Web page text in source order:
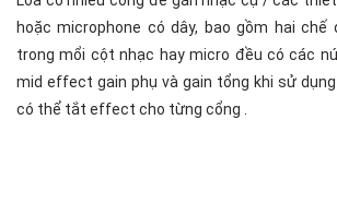
hoặc microphone có dây, bao gồm hai chế
trong mổi cột nhạc hay micro đều có các
mid effect gain phụ và gain tổng khi sử
có thể tắt effect cho từng cổng .